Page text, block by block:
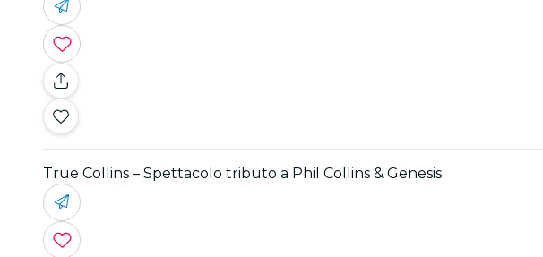
True Collins – Spettacolo tributo a Phil Collins & Genesis